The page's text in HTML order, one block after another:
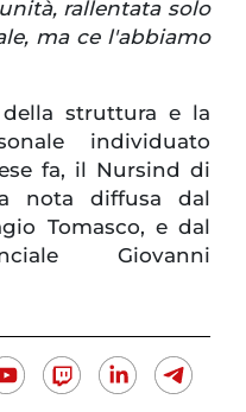
rallentata solo
ma ce l'abbiamo
della struttura e la
individuato
fa, il Nursind di
nota diffusa dal
Tomasco, e dal
Giovanni